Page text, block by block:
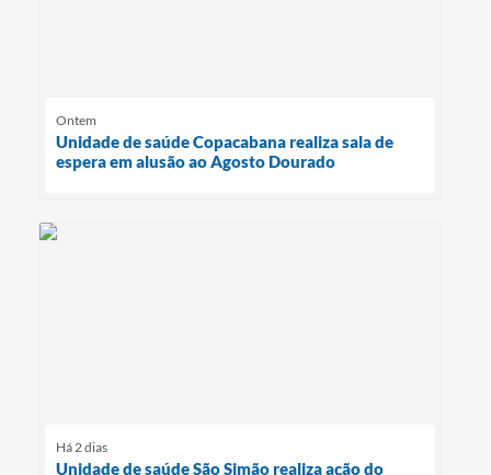
Ontem
Unidade de saúde Copacabana realiza sala de
espera em alusão ao Agosto Dourado
Há 2 dias
Unidade de saúde São Simão realiza ação do